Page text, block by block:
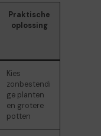
Praktische
oplossing
Kies
zonbestendi
ge planten
en grotere
potten